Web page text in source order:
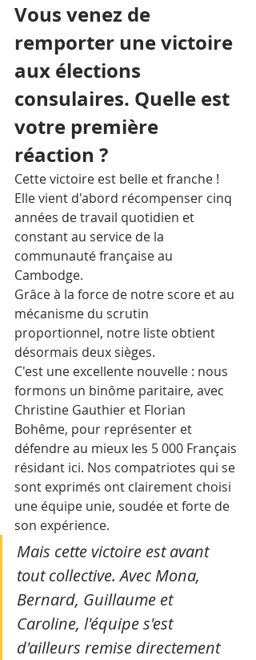
Vous venez de
remporter une victoire
aux élections
consulaires. Quelle est
votre première
réaction ?
Cette victoire est belle et franche !
Elle vient d'abord récompenser cinq
années de travail quotidien et
constant au service de la
communauté française au
Cambodge.
Grâce à la force de notre score et au
mécanisme du scrutin
proportionnel, notre liste obtient
désormais deux sièges.
C'est une excellente nouvelle : nous
formons un binôme paritaire, avec
Christine Gauthier et Florian
Bohême, pour représenter et
défendre au mieux les 5 000 Français
résidant ici. Nos compatriotes qui se
sont exprimés ont clairement choisi
une équipe unie, soudée et forte de
son expérience.
Mais cette victoire est avant
tout collective. Avec Mona,
Bernard, Guillaume et
Caroline, l'équipe s'est
d'ailleurs remise directement